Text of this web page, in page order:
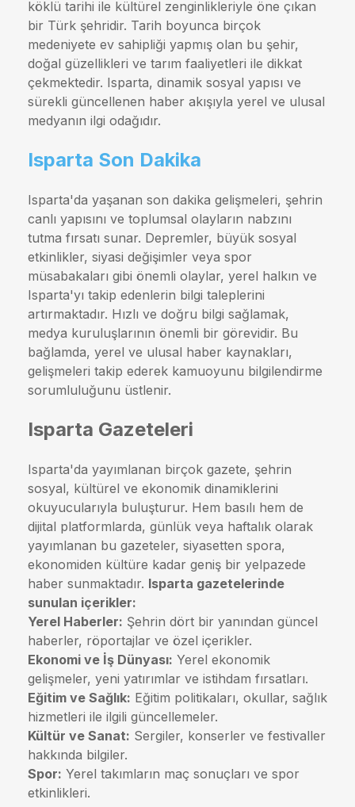
köklü tarihi ile kültürel zenginlikleriyle öne çıkan
bir Türk şehridir. Tarih boyunca birçok
medeniyete ev sahipliği yapmış olan bu şehir,
doğal güzellikleri ve tarım faaliyetleri ile dikkat
çekmektedir. Isparta, dinamik sosyal yapısı ve
sürekli güncellenen haber akışıyla yerel ve ulusal
medyanın ilgi odağıdır.
Isparta Son Dakika
Isparta'da yaşanan son dakika gelişmeleri, şehrin
canlı yapısını ve toplumsal olayların nabzını
tutma fırsatı sunar. Depremler, büyük sosyal
etkinlikler, siyasi değişimler veya spor
müsabakaları gibi önemli olaylar, yerel halkın ve
Isparta'yı takip edenlerin bilgi taleplerini
artırmaktadır. Hızlı ve doğru bilgi sağlamak,
medya kuruluşlarının önemli bir görevidir. Bu
bağlamda, yerel ve ulusal haber kaynakları,
gelişmeleri takip ederek kamuoyunu bilgilendirme
sorumluluğunu üstlenir.
Isparta Gazeteleri
Isparta'da yayımlanan birçok gazete, şehrin
sosyal, kültürel ve ekonomik dinamiklerini
okuyucularıyla buluşturur. Hem basılı hem de
dijital platformlarda, günlük veya haftalık olarak
yayımlanan bu gazeteler, siyasetten spora,
ekonomiden kültüre kadar geniş bir yelpazede
haber sunmaktadır. Isparta gazetelerinde
sunulan içerikler:
Yerel Haberler: Şehrin dört bir yanından güncel
haberler, röportajlar ve özel içerikler.
Ekonomi ve İş Dünyası: Yerel ekonomik
gelişmeler, yeni yatırımlar ve istihdam fırsatları.
Eğitim ve Sağlık: Eğitim politikaları, okullar, sağlık
hizmetleri ile ilgili güncellemeler.
Kültür ve Sanat: Sergiler, konserler ve festivaller
hakkında bilgiler.
Spor: Yerel takımların maç sonuçları ve spor
etkinlikleri.